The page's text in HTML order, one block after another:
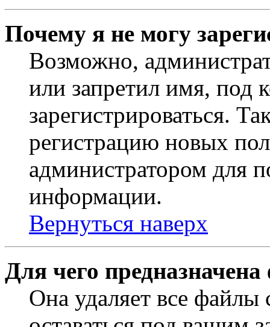
Почему я не могу
Возможно,
или запретил имя, под
зарегистрироваться.
регистрацию новых
администратором для
информации.
Вернуться наверх
Для чего
Она удаляет все файлы